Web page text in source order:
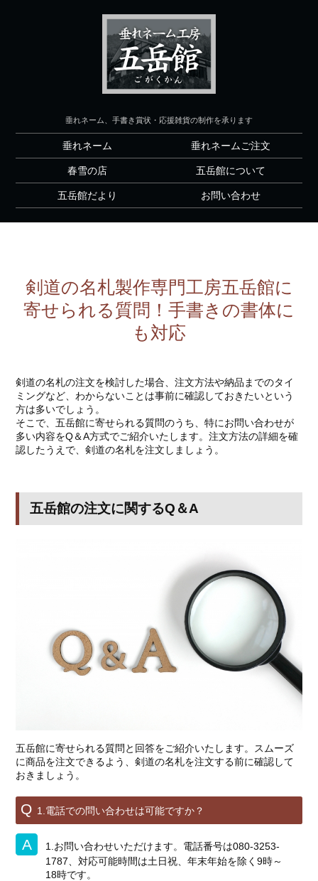
垂れネーム、手書き賞状・応援雑貨の制作を承ります
垂れネーム 垂れネームご注文
春雪の店 五岳館について
五岳館だより お問い合わせ
剣道の名札製作専門工房五岳館に
寄せられる質問！手書きの書体に
も対応
剣道の名札の注文を検討した場合、注文方法や納品までのタイ
ミングなど、わからないことは事前に確認しておきたいという
方は多いでしょう。
そこで、五岳館に寄せられる質問のうち、特にお問い合わせが
多い内容をQ＆A方式でご紹介いたします。注文方法の詳細を確
認したうえで、剣道の名札を注文しましょう。
五岳館の注文に関するQ＆A
五岳館に寄せられる質問と回答をご紹介いたします。スムーズ
に商品を注文できるよう、剣道の名札を注文する前に確認して
おきましょう。
1.電話での問い合わせは可能ですか？
1.お問い合わせいただけます。電話番号は080-3253-
1787、対応可能時間は土日祝、年末年始を除く9時～
18時です。